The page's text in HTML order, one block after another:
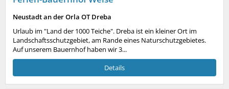
Neustadt an der Orla OT Dreba
Urlaub im "Land der 1000 Teiche". Dreba ist ein kleiner Ort im
Landschaftsschutzgebiet, am Rande eines Naturschutzgebietes.
Auf unserem Bauernhof haben wir 3...
Details